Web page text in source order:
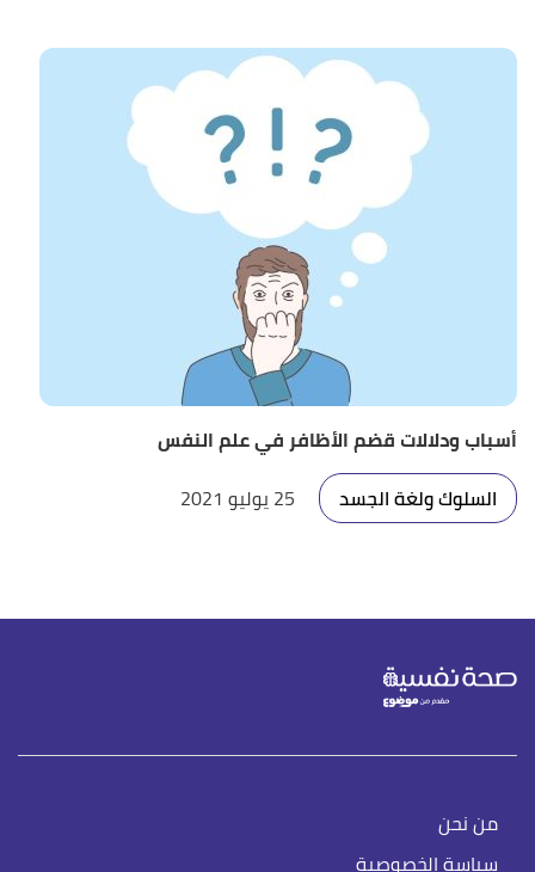
أسباب ودلالات قضم الأظافر في علم النفس
السلوك ولغة الجسد
25 يوليو 2021
من نحن
سياسة الخصوصية